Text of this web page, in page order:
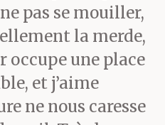
la sirène
faire du
pas se mouiller,
la merde,
occupe une place
et j’aime
ne nous caresse